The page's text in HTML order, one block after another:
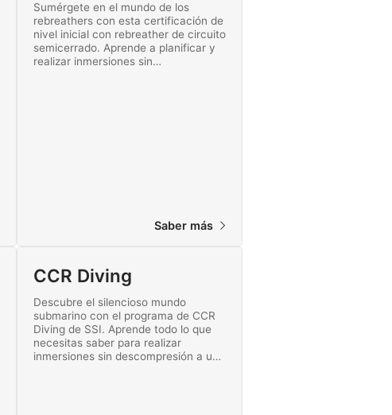
Sumérgete en el mundo de los
rebreathers con esta certificación de
nivel inicial con rebreather de circuito
semicerrado. Aprende a planificar y
realizar inmersiones sin
Saber más
CCR Diving
Descubre el silencioso mundo
submarino con el programa de CCR
Diving de SSI. Aprende todo lo que
necesitas saber para realizar
inmersiones sin descompresión a una